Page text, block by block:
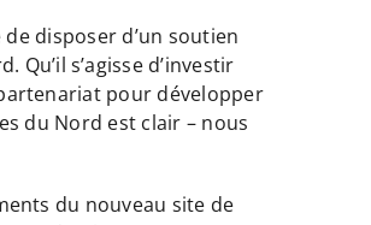
disposer d’un soutien
s’agisse d’investir
pour développer
du Nord est clair – nous
du nouveau site de